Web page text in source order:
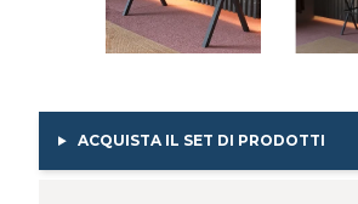
ACQUISTA IL SET DI PRODOTTI